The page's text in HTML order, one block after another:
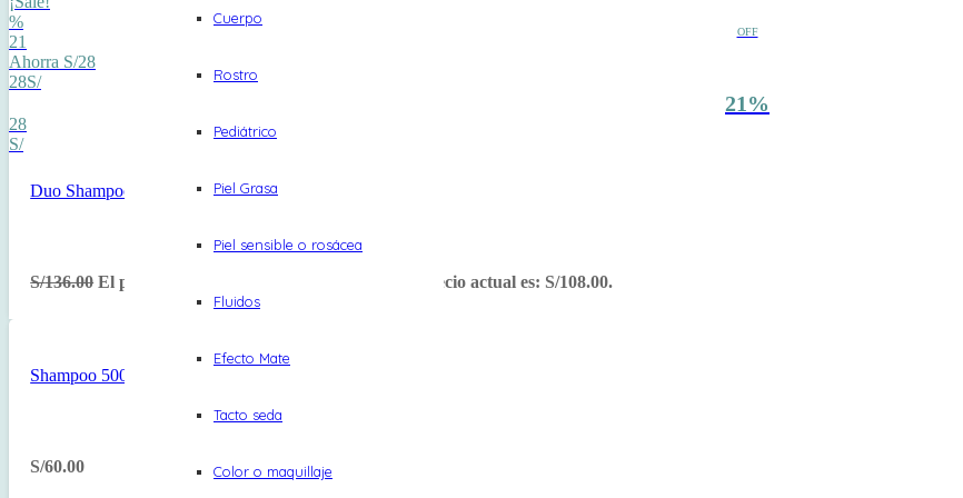
Cuerpo
Rostro
Pediátrico
Piel Grasa
Piel sensible o rosácea
Fluidos
Efecto Mate
Tacto seda
Color o maquillaje
%
OFF
21
Ahorra S/28
28S/
21%
28
S/
Duo Shampoo 500ml+ Mascarilla 500ml COLOR CARE
S/136.00 El precio original era: S/136.00. El precio actual es: S/108.00.
Shampoo 500ml Cabello Tinturado COLOR CARE
S/60.00